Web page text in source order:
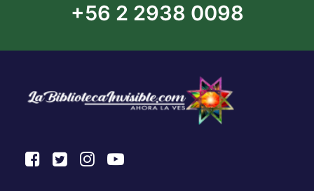
+56 2 2938 0098